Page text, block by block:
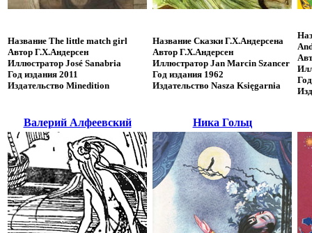
Название The little match girl
Автор Г.Х.Андерсен
Иллюстратор José Sanabria
Год издания 2011
Издательство Minedition
Название Сказки Г.Х.Андерсена
Автор Г.Х.Андерсен
Иллюстратор Jan Marcin Szancer
Год издания 1962
Издательство Nasza Księgarnia
Валерий Алфеевский Ника Гольц